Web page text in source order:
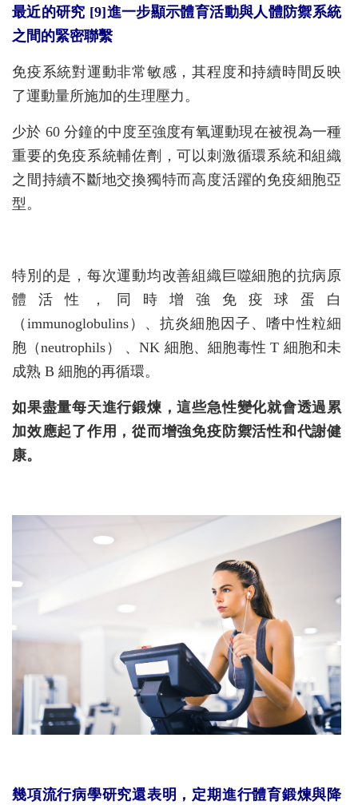
最近的研究 [9]進一步顯示體育活動與人體防禦系統
之間的緊密聯繫
免疫系統對運動非常敏感，其程度和持續時間反映
了運動量所施加的生理壓力。
少於 60 分鐘的中度至強度有氧運動現在被視為一種
重要的免疫系統輔佐劑，可以刺激循環系統和組織
之間持續不斷地交換獨特而高度活躍的免疫細胞亞
型。
特別的是，每次運動均改善組織巨噬細胞的抗病原
體活性，同時增強免疫球蛋白
（immunoglobulins）、抗炎細胞因子、嗜中性粒細
胞（neutrophils） 、NK 細胞、細胞毒性 T 細胞和未
成熟 B 細胞的再循環。
如果盡量每天進行鍛煉，這些急性變化就會透過累
加效應起了作用，從而增強免疫防禦活性和代謝健
康。
幾項流行病學研究還表明，定期進行體育鍛煉與降